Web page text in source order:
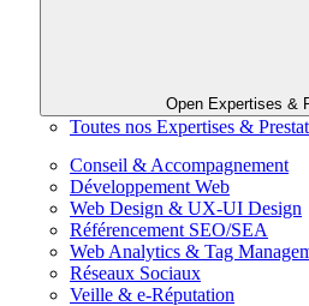
Open Expertises &
Toutes nos Expertises &
Conseil & Accompagnement
Développement Web
Web Design & UX-UI Design
Référencement SEO/SEA
Web Analytics & Tag
Réseaux Sociaux
Veille & e-Réputation